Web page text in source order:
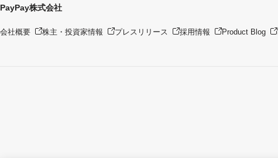
PayPay株式会社
会社概要 株主・投資家情報 プレスリリース 採用情報 Product Blog